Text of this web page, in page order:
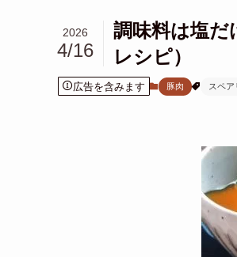
調味料は塩だ
レシピ）
2026
4/16
広告を含みます 豚肉 スペア